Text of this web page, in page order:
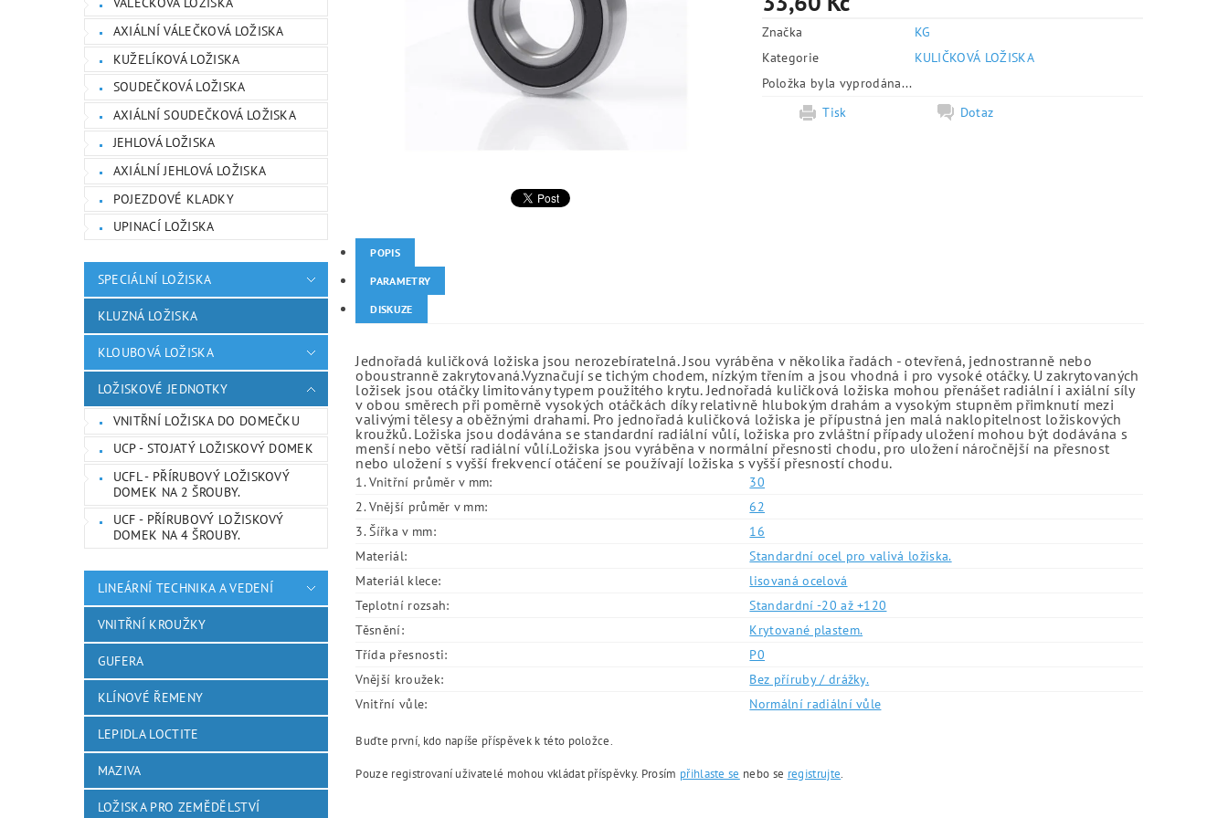
AXIÁLNÍ VÁLEČKOVÁ LOŽISKA
KUŽELÍKOVÁ LOŽISKA
SOUDEČKOVÁ LOŽISKA
AXIÁLNÍ SOUDEČKOVÁ LOŽISKA
JEHLOVÁ LOŽISKA
AXIÁLNÍ JEHLOVÁ LOŽISKA
POJEZDOVÉ KLADKY
UPINACÍ LOŽISKA
SPECIÁLNÍ LOŽISKA
KLUZNÁ LOŽISKA
KLOUBOVÁ LOŽISKA
LOŽISKOVÉ JEDNOTKY
VNITŘNÍ LOŽISKA DO DOMEČKU
UCP - STOJATÝ LOŽISKOVÝ DOMEK
UCFL - PŘÍRUBOVÝ LOŽISKOVÝ
DOMEK NA 2 ŠROUBY.
UCF - PŘÍRUBOVÝ LOŽISKOVÝ
DOMEK NA 4 ŠROUBY.
LINEÁRNÍ TECHNIKA A VEDENÍ
VNITŘNÍ KROUŽKY
GUFERA
KLÍNOVÉ ŘEMENY
LEPIDLA LOCTITE
MAZIVA
LOŽISKA PRO ZEMĚDĚLSTVÍ
Značka
KG
Kategorie
KULIČKOVÁ LOŽISKA
Položka byla vyprodána...
Tisk
Dotaz
POPIS
PARAMETRY
DISKUZE
Jednořadá kuličková ložiska jsou nerozebíratelná. Jsou vyráběna v několika řadách - otevřená, jednostranně nebo
oboustranně zakrytovaná.Vyznačují se tichým chodem, nízkým třením a jsou vhodná i pro vysoké otáčky. U zakrytovaných
ložisek jsou otáčky limitovány typem použitého krytu. Jednořadá kuličková ložiska mohou přenášet radiální i axiální síly
v obou směrech při poměrně vysokých otáčkách díky relativně hlubokým drahám a vysokým stupněm přimknutí mezi
valivými tělesy a oběžnými drahami. Pro jednořadá kuličková ložiska je přípustná jen malá naklopitelnost ložiskových
kroužků. Ložiska jsou dodávána se standardní radiální vůlí, ložiska pro zvláštní případy uložení mohou být dodávána s
menší nebo větší radiální vůlí.Ložiska jsou vyráběna v normální přesnosti chodu, pro uložení náročnější na přesnost
nebo uložení s vyšší frekvencí otáčení se používají ložiska s vyšší přesností chodu.
1. Vnitřní průměr v mm:
30
2. Vnější průměr v mm:
62
3. Šířka v mm:
16
Materiál:
Standardní ocel pro valivá ložiska.
Materiál klece:
lisovaná ocelová
Teplotní rozsah:
Standardní -20 až +120
Těsnění:
Krytované plastem.
Třída přesnosti:
P0
Vnější kroužek:
Bez příruby / drážky.
Vnitřní vůle:
Normální radiální vůle
Buďte první, kdo napíše příspěvek k této položce.
Pouze registrovaní uživatelé mohou vkládat příspěvky. Prosím přihlaste se nebo se registrujte.